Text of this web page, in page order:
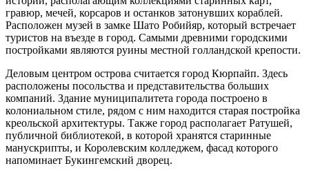
гравюр, мечей, корсаров и останков затонувших кораблей.
Расположен музей в замке Шато Робийяр, который встречает
туристов на въезде в город. Самыми древними городскими
постройками являются руины местной голландской крепости.
Деловым центром острова считается город Кюрпайп. Здесь
расположены посольства и представительства больших
компаний. Здание муниципалитета города построено в
колониальном стиле, рядом с ним находится старая постройка
креольской архитектуры. Также город располагает Ратушей,
публичной библиотекой, в которой хранятся старинные
манускрипты, и Королевским колледжем, фасад которого
напоминает Букингемский дворец.